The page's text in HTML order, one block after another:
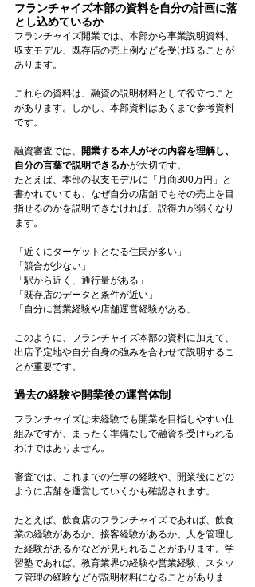
フランチャイズ本部の資料を自分の計画に落
とし込めているか
フランチャイズ開業では、本部から事業説明資料、
収支モデル、既存店の売上例などを受け取ることが
あります。
これらの資料は、融資の説明材料として役立つこと
があります。しかし、本部資料はあくまで参考資料
です。
融資審査では、 開業する本人がその内容を理解し、
自分の言葉で説明できるかが大切です。
たとえば、本部の収支モデルに「月商300万円」と
書かれていても、なぜ自分の店舗でもその売上を目
指せるのかを説明できなければ、説得力が弱くなり
ます。
「近くにターゲットとなる住民が多い」
「競合が少ない」
「駅から近く、通行量がある」
「既存店のデータと条件が近い」
「自分に営業経験や店舗運営経験がある」
このように、フランチャイズ本部の資料に加えて、
出店予定地や自分自身の強みを合わせて説明するこ
とが重要です。
過去の経験や開業後の運営体制
フランチャイズは未経験でも開業を目指しやすい仕
組みですが、まったく準備なしで融資を受けられる
わけではありません。
審査では、これまでの仕事の経験や、開業後にどの
ように店舗を運営していくかも確認されます。
たとえば、飲食店のフランチャイズであれば、飲食
業の経験があるか、接客経験があるか、人を管理し
た経験があるかなどが見られることがあります。学
習塾であれば、教育業界の経験や営業経験、スタッ
フ管理の経験などが説明材料になることがありま